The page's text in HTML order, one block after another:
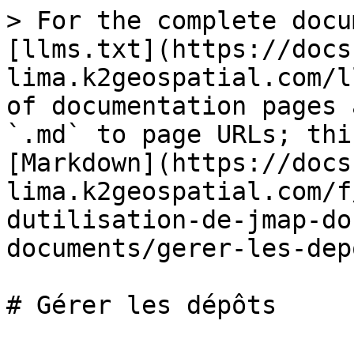
> For the complete
[llms.txt](https://
of documentation
`.md` to page URLs;
[Markdown](https://
dutilisation-de-jmap-
documents/gerer-les-
# Gérer les dépôts